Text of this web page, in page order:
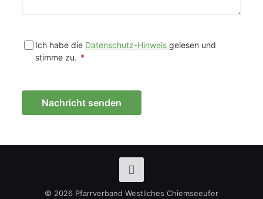
Ich habe die Datenschutz-Hinweis gelesen und
stimme zu. *
Nachricht senden
© 2026 Pfarrverband Westliches Chiemseeufer